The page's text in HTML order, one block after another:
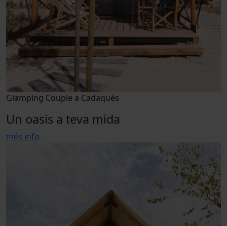
Glamping Couple a Cadaqués
Un oasis a teva mida
més info